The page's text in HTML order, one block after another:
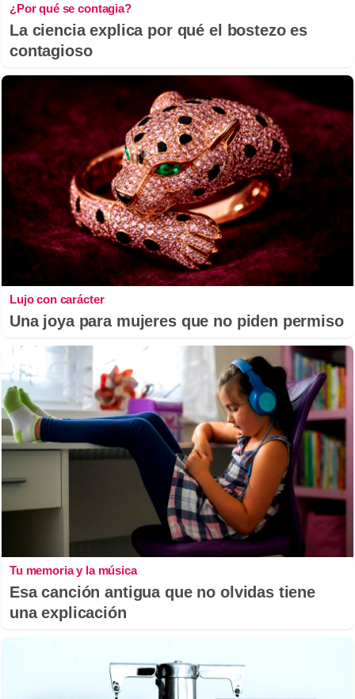
¿Por qué se contagia?
La ciencia explica por qué el bostezo es
contagioso
Lujo con carácter
Una joya para mujeres que no piden permiso
Tu memoria y la música
Esa canción antigua que no olvidas tiene
una explicación